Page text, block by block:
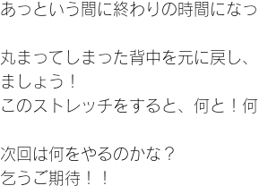
あっという間に終わりの時間にな
丸まってしまった背中を元に戻し
ましょう！
このストレッチをすると、何と！
次回は何をやるのかな？
乞うご期待！！